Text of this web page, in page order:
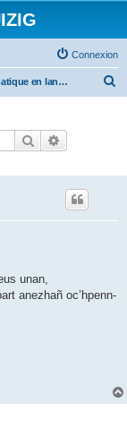
Connexion
L'informatique en langues régionales et minoritaires
Rechercher
unan,
anezhañ oc’hpenn-